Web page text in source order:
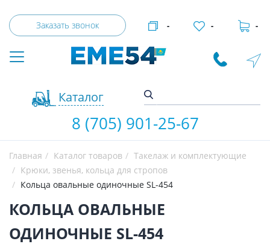
Заказать звонок
Каталог
- - -
8 (705) 901-25-67
Главная Каталог товаров
Такелаж и комплектующие
Крюки, звенья, кольца для стропов
Кольца овальные одиночные SL-454
КОЛЬЦА ОВАЛЬНЫЕ
ОДИНОЧНЫЕ SL-454